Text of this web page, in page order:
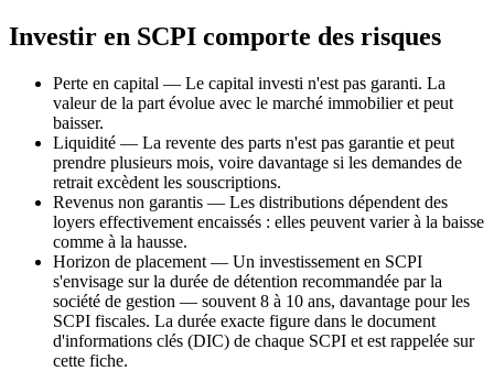
Investir en SCPI comporte des risques
Perte en capital — Le capital investi n'est pas garanti. La
valeur de la part évolue avec le marché immobilier et peut
baisser.
Liquidité — La revente des parts n'est pas garantie et peut
prendre plusieurs mois, voire davantage si les demandes de
retrait excèdent les souscriptions.
Revenus non garantis — Les distributions dépendent des
loyers effectivement encaissés : elles peuvent varier à la baisse
comme à la hausse.
Horizon de placement — Un investissement en SCPI
s'envisage sur la durée de détention recommandée par la
société de gestion — souvent 8 à 10 ans, davantage pour les
SCPI fiscales. La durée exacte figure dans le document
d'informations clés (DIC) de chaque SCPI et est rappelée sur
cette fiche.